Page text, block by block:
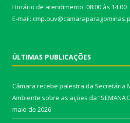
Horário de atendimento: 08:00 às 14:00
E-mail:
ÚLTIMAS PUBLICAÇÕES
Câmara recebe palestra da Secretária
Ambiente sobre as ações da “SEMANA
maio de 2026